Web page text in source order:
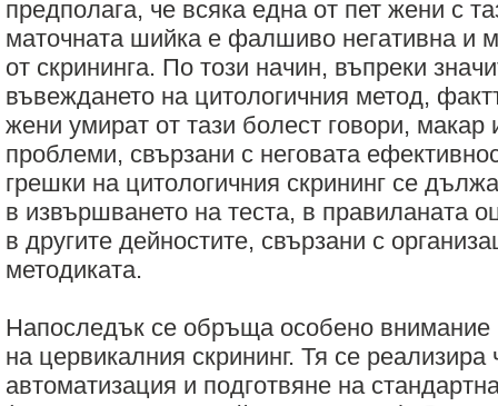
предполага, че всяка една от пет жени с
маточната шийка е фалшиво негативна и
от скрининга. По този начин, въпреки
въвеждането на цитологичния метод,
жени умират от тази болест говори, макар
проблеми, свързани с неговата
грешки на цитологичния скрининг се
в извършването на теста, в правиланата
в другите дейностите, свързани с
методиката.
Напоследък се обръща особено внимание
на цервикалния скрининг. Тя се
автоматизация и подготвяне на